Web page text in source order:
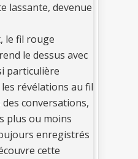
lassante, devenue
le fil rouge
le dessus avec
particulière
les révélations au fil
conversations,
plus ou moins
enregistrés
cette